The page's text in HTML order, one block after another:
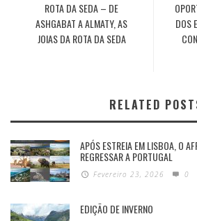
ROTA DA SEDA – DE
ASHGABAT A ALMATY, AS
JOIAS DA ROTA DA SEDA
DOS
RELATED
APÓS ESTREIA EM LISBOA, O
REGRESSAR A PORTUGAL
Fevereiro 23, 2026 0
EDIÇÃO DE INVERNO